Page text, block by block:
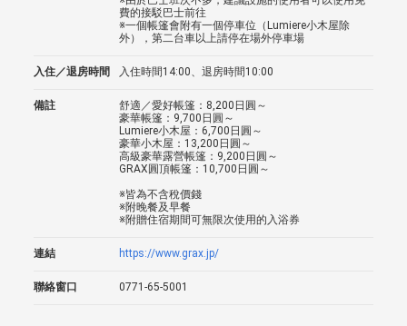
費的接駁巴士前往
※一個帳篷會附有一個停車位（Lumiere小木屋除
外），第二台車以上請停在場外停車場
入住／退房時間 入住時間14:00、退房時間10:00
備註
舒適／愛好帳篷：8,200日圓～
豪華帳篷：9,700日圓～
Lumiere小木屋：6,700日圓～
豪華小木屋：13,200日圓～
高級豪華露營帳篷：9,200日圓～
GRAX圓頂帳篷：10,700日圓～
※皆為不含稅價錢
※附晚餐及早餐
※附贈住宿期間可無限次使用的入浴券
連結 https://www.grax.jp/
聯絡窗口 0771-65-5001